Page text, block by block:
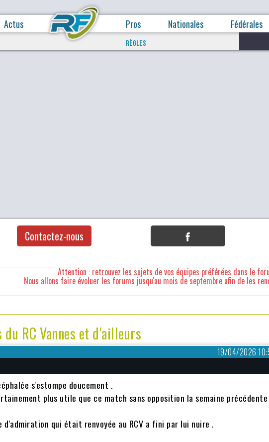
Actus Pros Nationales Fédérales
RÈGLES
Contactez-nous
Attention : retrouvez les sujets de vos équipes préférées dans le
Nous allons faire évoluer les forums jusqu'au mois de septembre afin de les
RC Vannes et d'ailleurs
19/04/2026
s'estompe doucement .
plus utile que ce match sans opposition la semaine précédente
d'admiration qui était renvoyée au RCV a fini par lui nuire .